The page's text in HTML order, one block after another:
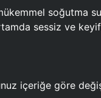
soğutma
sessiz ve
içeriğe göre